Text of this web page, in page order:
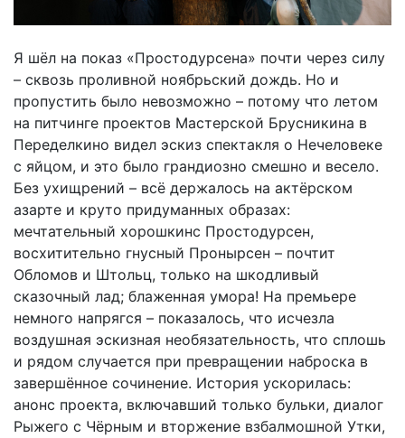
Я шёл на показ «Простодурсена» почти через силу
– сквозь проливной ноябрьский дождь. Но и
пропустить было невозможно – потому что летом
на питчинге проектов Мастерской Брусникина в
Переделкино видел эскиз спектакля о Нечеловеке
с яйцом, и это было грандиозно смешно и весело.
Без ухищрений – всё держалось на актёрском
азарте и круто придуманных образах:
мечтательный хорошкинс Простодурсен,
восхитительно гнусный Пронырсен – почтит
Обломов и Штольц, только на шкодливый
сказочный лад; блаженная умора! На премьере
немного напрягся – показалось, что исчезла
воздушная эскизная необязательность, что сплошь
и рядом случается при превращении наброска в
завершённое сочинение. История ускорилась:
анонс проекта, включавший только бульки, диалог
Рыжего с Чёрным и вторжение взбалмошной Утки,